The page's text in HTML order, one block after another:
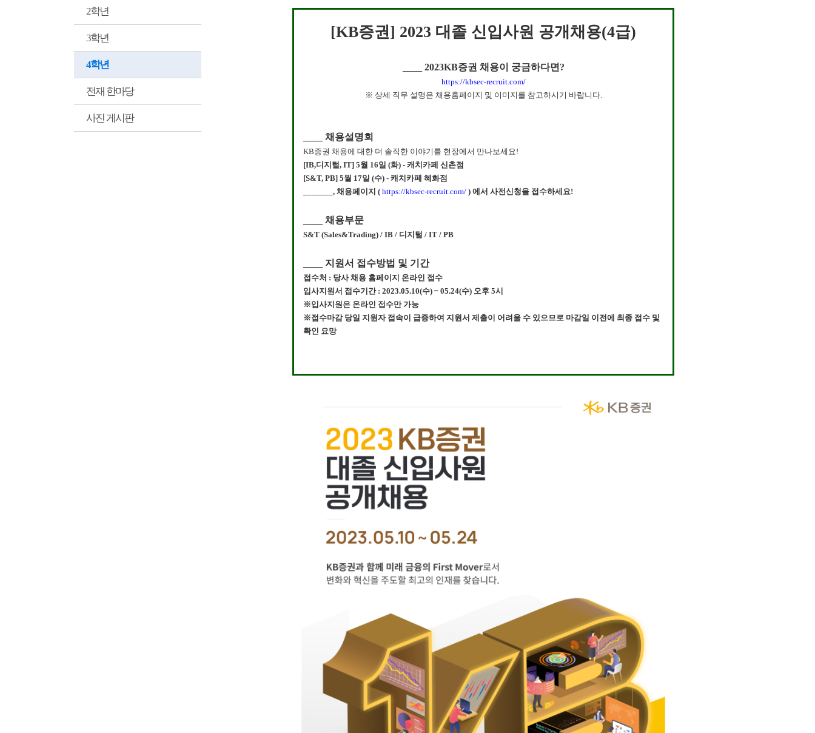
2학년
3학년
4학년
전재 한마당
사진 게시판
[KB증권] 2023 대졸 신입사원 공개채용(4급)
2023KB증권 채용이 궁금하다면?
https://kbsec-recruit.com/
※ 상세 직무 설명은 채용홈페이지 및 이미지를 참고하시기 바랍니다.
채용설명회
KB증권 채용에 대한 더 솔직한 이야기를 현장에서 만나보세요!
[IB,디지털, IT] 5월 16일 (화) - 캐치카페 신촌점
[S&T, PB] 5월 17일 (수) - 캐치카페 혜화점
_______, 채용페이지 ( https://kbsec-recruit.com/ ) 에서 사전신청을 접수하세요!
채용부문
S&T (Sales&Trading) / IB / 디지털 / IT / PB
____ 지원서 접수방법 및 기간
접수처 : 당사 채용 홈페이지 온라인 접수
입사지원서 접수기간 : 2023.05.10(수) ~ 05.24(수) 오후 5시
※입사지원은 온라인 접수만 가능
※접수마감 당일 지원자 접속이 급증하여 지원서 제출이 어려울 수 있으므로 마감일 이전에 최종 접수 및
확인 요망